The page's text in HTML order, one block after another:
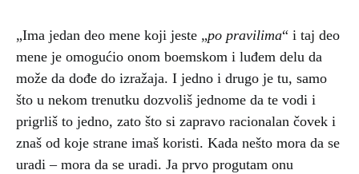
„Ima jedan deo mene koji jeste „po pravilima“ i taj deo
mene je omogućio onom boemskom i luđem delu da
može da dođe do izražaja. I jedno i drugo je tu, samo
što u nekom trenutku dozvoliš jednome da te vodi i
prigrliš to jedno, zato što si zapravo racionalan čovek i
znaš od koje strane imaš koristi. Kada nešto mora da se
uradi – mora da se uradi. Ja prvo progutam onu